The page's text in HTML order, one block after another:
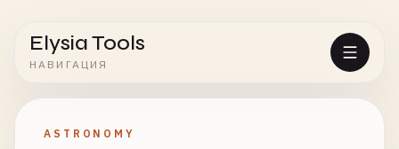
Elysia Tools
НАВИГАЦИЯ
ASTRONOMY